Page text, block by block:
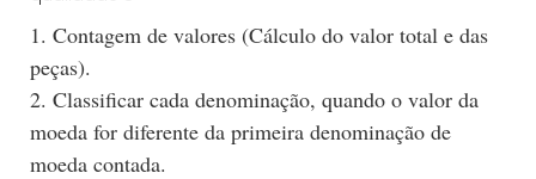
1. Contagem de valores (Cálculo do valor total e das
peças).
2. Classificar cada denominação, quando o valor da
moeda for diferente da primeira denominação de
moeda contada.